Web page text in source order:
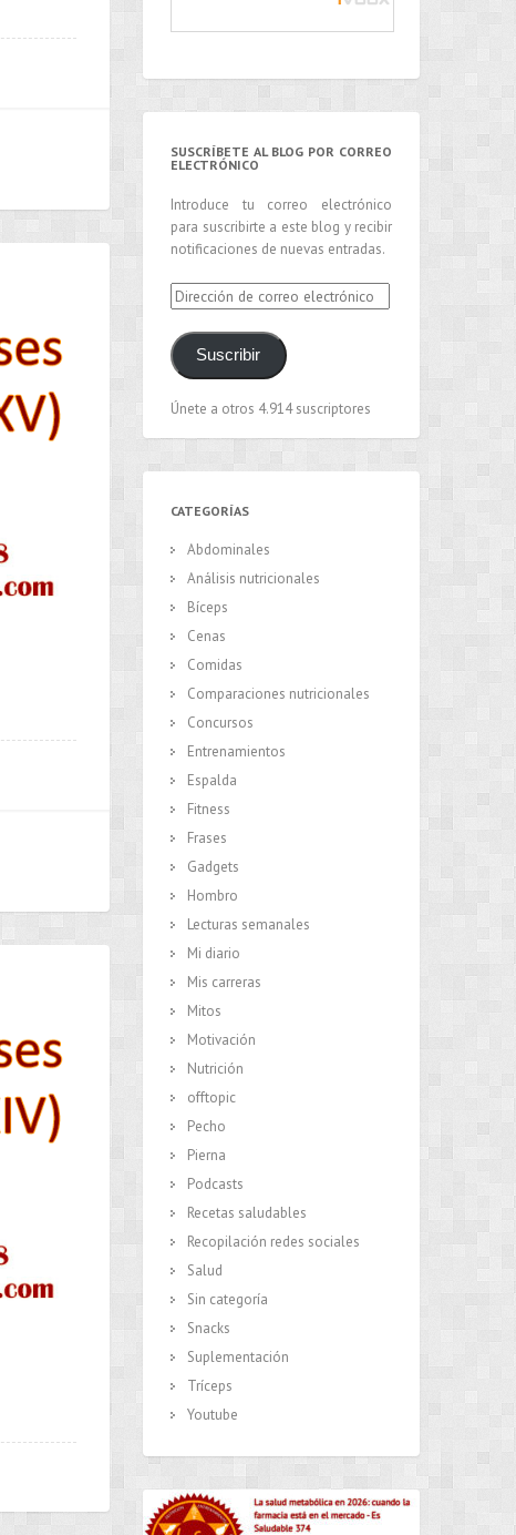
SUSCRÍBETE AL BLOG POR CORREO
ELECTRÓNICO
Introduce tu correo electrónico
para suscribirte a este blog y recibir
notificaciones de nuevas entradas.
Dirección
de
correo
electrónico
Suscribir
Únete a otros 4.914 suscriptores
CATEGORÍAS
Abdominales
Análisis nutricionales
Bíceps
Cenas
Comidas
Comparaciones nutricionales
Concursos
Entrenamientos
Espalda
Fitness
Frases
Gadgets
Hombro
Lecturas semanales
Mi diario
Mis carreras
Mitos
Motivación
Nutrición
offtopic
Pecho
Pierna
Podcasts
Recetas saludables
Recopilación redes sociales
Salud
Sin categoría
Snacks
Suplementación
Tríceps
Youtube